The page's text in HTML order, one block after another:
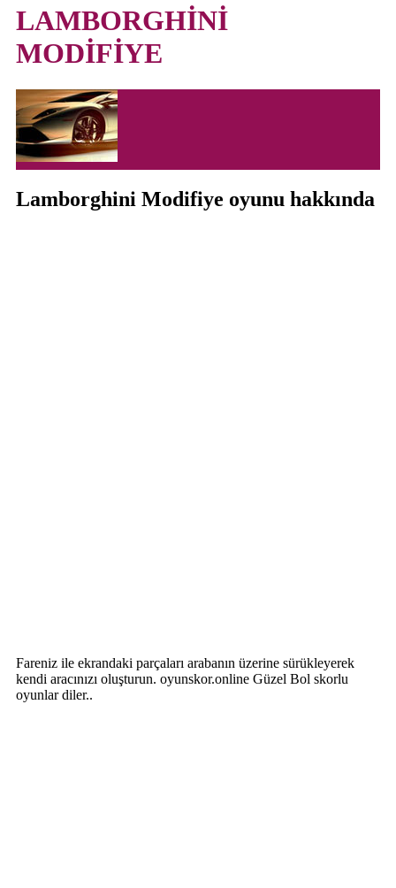
LAMBORGHİNİ
MODİFİYE
Lamborghini Modifiye oyunu hakkında
Fareniz ile ekrandaki parçaları arabanın üzerine sürükleyerek
kendi aracınızı oluşturun. oyunskor.online Güzel Bol skorlu
oyunlar diler..